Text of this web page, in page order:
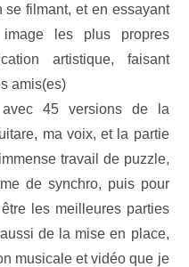
se filmant, et en essayant
les plus propres
artistique, faisant
amis(es)
45 versions de la
ma voix, et la partie
travail de puzzle,
de synchro, puis pour
les meilleures parties
de la mise en place,
musicale et vidéo que je